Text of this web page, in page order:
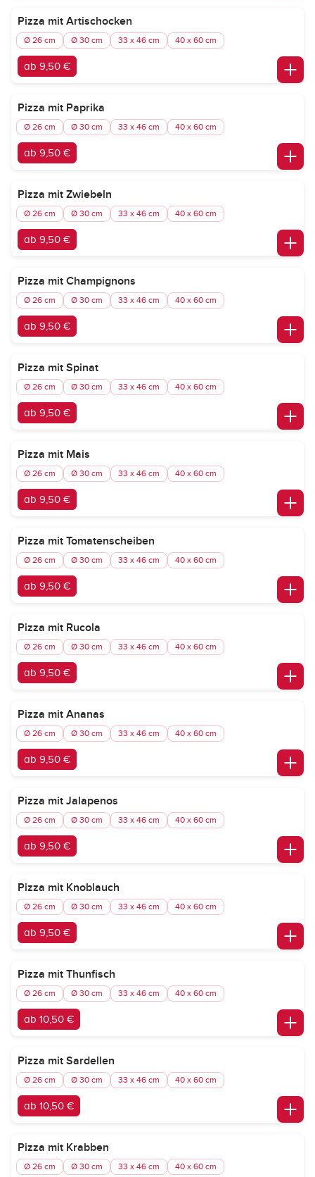
Pizza mit Artischocken
Ø 26 cm Ø 30 cm 33 x 46 cm 40 x 60 cm
ab 9,50 €
Pizza mit Paprika
Ø 26 cm Ø 30 cm 33 x 46 cm 40 x 60 cm
ab 9,50 €
Pizza mit Zwiebeln
Ø 26 cm Ø 30 cm 33 x 46 cm 40 x 60 cm
ab 9,50 €
Pizza mit Champignons
Ø 26 cm Ø 30 cm 33 x 46 cm 40 x 60 cm
ab 9,50 €
Pizza mit Spinat
Ø 26 cm Ø 30 cm 33 x 46 cm 40 x 60 cm
ab 9,50 €
Pizza mit Mais
Ø 26 cm Ø 30 cm 33 x 46 cm 40 x 60 cm
ab 9,50 €
Pizza mit Tomatenscheiben
Ø 26 cm Ø 30 cm 33 x 46 cm 40 x 60 cm
ab 9,50 €
Pizza mit Rucola
Ø 26 cm Ø 30 cm 33 x 46 cm 40 x 60 cm
ab 9,50 €
Pizza mit Ananas
Ø 26 cm Ø 30 cm 33 x 46 cm 40 x 60 cm
ab 9,50 €
Pizza mit Jalapenos
Ø 26 cm Ø 30 cm 33 x 46 cm 40 x 60 cm
ab 9,50 €
Pizza mit Knoblauch
Ø 26 cm Ø 30 cm 33 x 46 cm 40 x 60 cm
ab 9,50 €
Pizza mit Thunfisch
Ø 26 cm Ø 30 cm 33 x 46 cm 40 x 60 cm
ab 10,50 €
Pizza mit Sardellen
Ø 26 cm Ø 30 cm 33 x 46 cm 40 x 60 cm
ab 10,50 €
Pizza mit Krabben
Ø 26 cm Ø 30 cm 33 x 46 cm 40 x 60 cm